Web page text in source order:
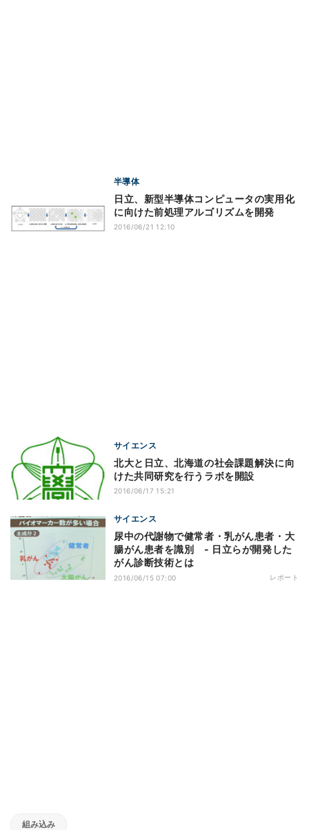
半導体
日立、新型半導体コンピュータの実用化
に向けた前処理アルゴリズムを開発
2016/06/21 12:10
サイエンス
北大と日立、北海道の社会課題解決に向
けた共同研究を行うラボを開設
2016/06/17 15:21
サイエンス
尿中の代謝物で健常者・乳がん患者・大
腸がん患者を識別 - 日立らが開発した
がん診断技術とは
2016/06/15 07:00 レポート
組み込み